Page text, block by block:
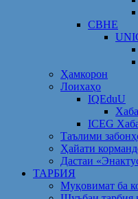
CBHE
Ҳамкорон
Лоихаҳо
IQEduU
ICEG
Таълими
Ҳайати
Дастаи
ТАРБИЯ
Муқовимат ба